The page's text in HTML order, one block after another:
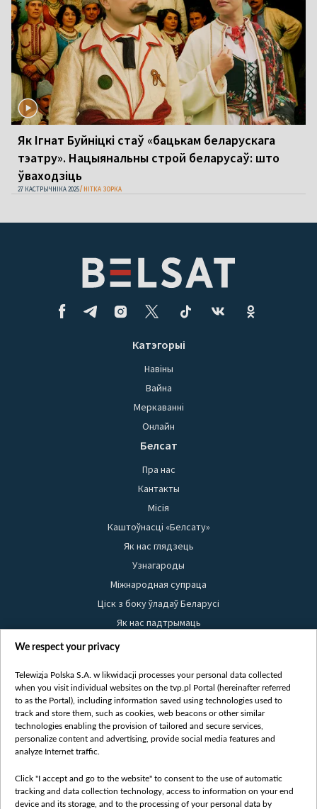
Як Ігнат Буйніцкі стаў «бацькам беларускага
тэатру». Нацыянальны строй беларусаў: што
ўваходзіць
27 КАСТРЫЧНІКА 2025 НІТКА ЗОРКА
Катэгорыі
Навіны
Вайна
Меркаванні
Онлайн
Белсат
Пра нас
Кантакты
Місія
Каштоўнасці «Белсату»
Як нас глядзець
Узнагароды
Міжнародная супраца
Ціск з боку ўладаў Беларусі
Як нас падтрымаць
Правілы выкарыстання матэрыялаў
Бяспека
Youtube
Белсат news
Белсат Shorts
Жэстачайшы мульт
Belsat English
We respect your privacy
Telewizja Polska S.A. w likwidacji processes your personal data collected
when you visit individual websites on the tvp.pl Portal (hereinafter referred
to as the Portal), including information saved using technologies used to
track and store them, such as cookies, web beacons or other similar
technologies enabling the provision of tailored and secure services,
personalize content and advertising, provide social media features and
analyze Internet traffic.
Click "I accept and go to the website" to consent to the use of automatic
tracking and data collection technology, access to information on your end
device and its storage, and to the processing of your personal data by